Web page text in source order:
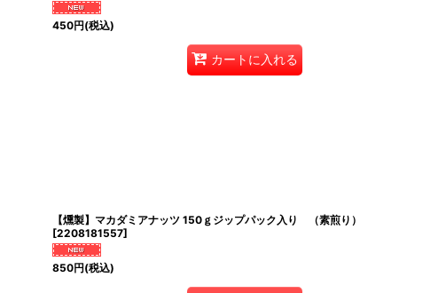
450円(税込)
カートに入れる
【燻製】マカダミアナッツ 150ｇジップパック入り （素煎り）
[2208181557]
850円(税込)